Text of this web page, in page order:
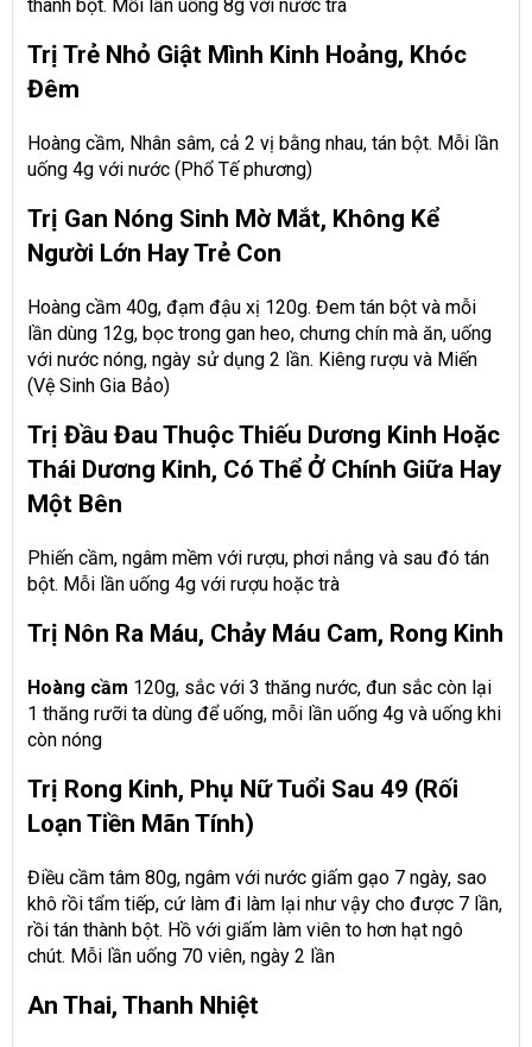
thành bột. Mỗi lần uống 8g với nước trà
Trị Trẻ Nhỏ Giật Mình Kinh Hoảng, Khóc
Đêm
Hoàng cầm, Nhân sâm, cả 2 vị bằng nhau, tán bột. Mỗi lần
uống 4g với nước (Phổ Tế phương)
Trị Gan Nóng Sinh Mờ Mắt, Không Kể
Người Lớn Hay Trẻ Con
Hoàng cầm 40g, đạm đậu xị 120g. Đem tán bột và mỗi
lần dùng 12g, bọc trong gan heo, chưng chín mà ăn, uống
với nước nóng, ngày sử dụng 2 lần. Kiêng rượu và Miến
(Vệ Sinh Gia Bảo)
Trị Đầu Đau Thuộc Thiếu Dương Kinh Hoặc
Thái Dương Kinh, Có Thể Ở Chính Giữa Hay
Một Bên
Phiến cầm, ngâm mềm với rượu, phơi nắng và sau đó tán
bột. Mỗi lần uống 4g với rượu hoặc trà
Trị Nôn Ra Máu, Chảy Máu Cam, Rong Kinh
Hoàng cầm 120g, sắc với 3 thăng nước, đun sắc còn lại
1 thăng rưỡi ta dùng để uống, mỗi lần uống 4g và uống khi
còn nóng
Trị Rong Kinh, Phụ Nữ Tuổi Sau 49 (rối
Loạn Tiền Mãn Tính)
Điều cầm tâm 80g, ngâm với nước giấm gạo 7 ngày, sao
khô rồi tẩm tiếp, cứ làm đi làm lại như vậy cho được 7 lần,
rồi tán thành bột. Hồ với giấm làm viên to hơn hạt ngô
chút. Mỗi lần uống 70 viên, ngày 2 lần
An Thai, Thanh Nhiệt